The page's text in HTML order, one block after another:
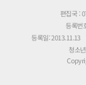
편집국 :
등록번
등록일: 2013.11.13
청소